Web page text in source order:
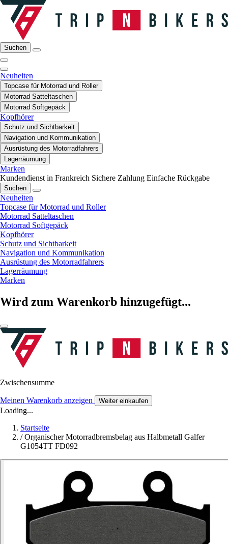
Suchen
Neuheiten
Topcase für Motorrad und Roller
Motorrad Satteltaschen
Motorrad Softgepäck
Kopfhörer
Schutz und Sichtbarkeit
Navigation und Kommunikation
Ausrüstung des Motorradfahrers
Lagerräumung
Marken
Kundendienst in Frankreich Sichere Zahlung Einfache Rückgabe
Suchen
Neuheiten
Topcase für Motorrad und Roller
Motorrad Satteltaschen
Motorrad Softgepäck
Kopfhörer
Schutz und Sichtbarkeit
Navigation und Kommunikation
Ausrüstung des Motorradfahrers
Lagerräumung
Marken
Wird zum Warenkorb hinzugefügt...
Zwischensumme
Meinen Warenkorb anzeigen Weiter einkaufen
Loading...
Startseite
/ Organischer Motorradbremsbelag aus Halbmetall Galfer
G1054TT FD092